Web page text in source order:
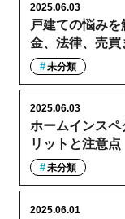
戸建ての悩み
金、法律、売買
2025.06.03
未分類
ホームインスペ
リットと注意点
2025.06.03
未分類
2025.06.01